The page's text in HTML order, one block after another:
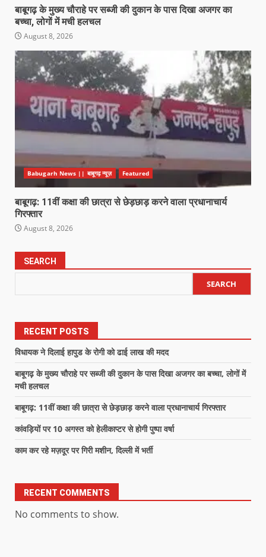
बाबूगढ़ के मुख्य चौराहे पर सब्जी की दुकान के पास दिखा अजगर का
बच्चा, लोगों में मची हलचल
August 8, 2026
Babugarh News || बाबूगढ़ न्यूज़ Featured
बाबूगढ़: 11वीं कक्षा की छात्रा से छेड़छाड़ करने वाला प्रधानाचार्य
गिरफ्तार
August 8, 2026
SEARCH
SEARCH
RECENT POSTS
विधायक ने दिलाई हापुड के रोगी को ढाई लाख की मदद
बाबूगढ़ के मुख्य चौराहे पर सब्जी की दुकान के पास दिखा अजगर का बच्चा, लोगों में
मची हलचल
बाबूगढ़: 11वीं कक्षा की छात्रा से छेड़छाड़ करने वाला प्रधानाचार्य गिरफ्तार
कांवड़ियों पर 10 अगस्त को हेलीकाप्टर से होगी पुष्पा वर्षा
काम कर रहे मज़दूर पर गिरी मशीन, दिल्ली में भर्ती
RECENT COMMENTS
No comments to show.